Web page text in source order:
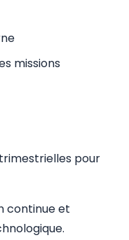
missions
pour
continue et